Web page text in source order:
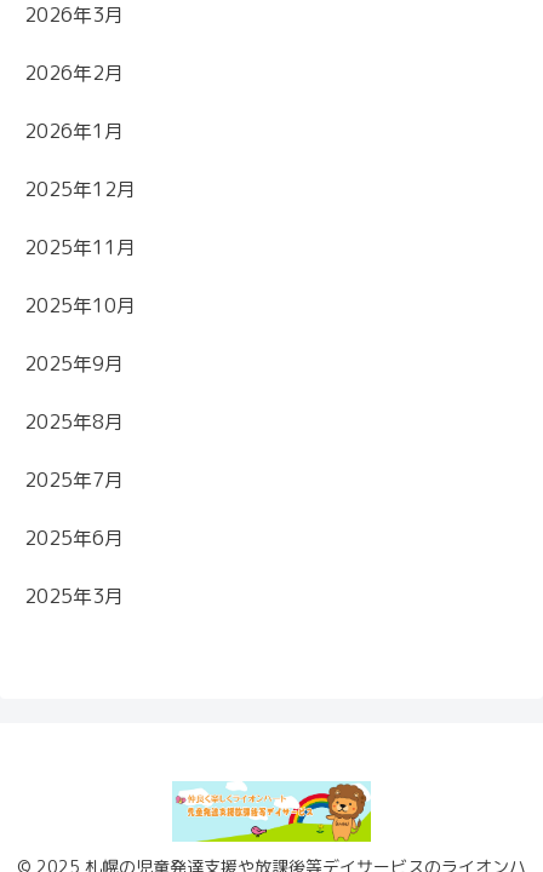
2026年3月
2026年2月
2026年1月
2025年12月
2025年11月
2025年10月
2025年9月
2025年8月
2025年7月
2025年6月
2025年3月
© 2025 札幌の児童発達支援や放課後等デイサービスのライオンハ